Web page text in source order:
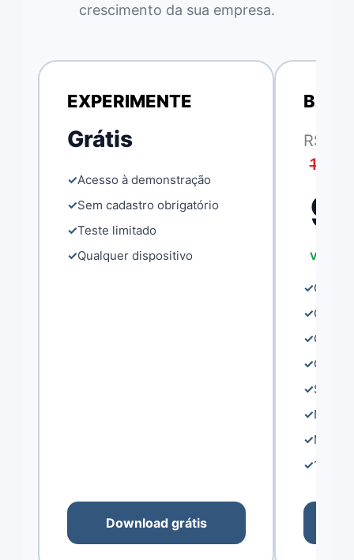
crescimento da sua empresa.
EXPERIMENTE
Grátis
Acesso à demonstração
Sem cadastro obrigatório
Teste limitado
Qualquer dispositivo
Download grátis
R$
Valor
NFC e
Mesas
1